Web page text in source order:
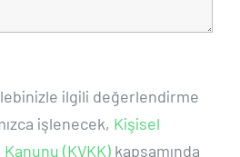
ilgili değerlendirme
işlenecek, Kişisel
(KVKK)kapsamında